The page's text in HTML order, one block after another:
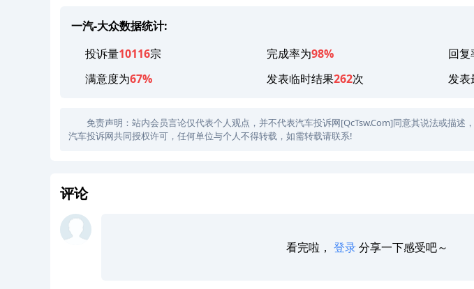
一汽-大众数据统计:
投诉量10116宗 完成率为98% 回复
满意度为67% 发表临时结果262次 发表
免责声明：站内会员言论仅代表个人观点，并不代表汽车投诉网[QcTsw.Com]同意其说法或描述
汽车投诉网共同授权许可，任何单位与个人不得转载，如需转载请联系!
评论
看完啦， 登录分享一下感受吧～